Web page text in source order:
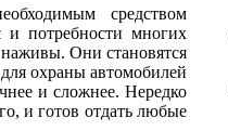
средством
и потребности многих
Они становятся
охраны автомобилей
и сложнее. Нередко
и готов отдать любые